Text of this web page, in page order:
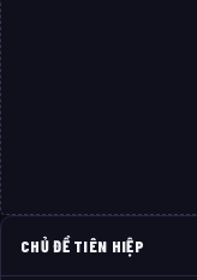
CHỦ ĐỀ TIÊN HIỆP